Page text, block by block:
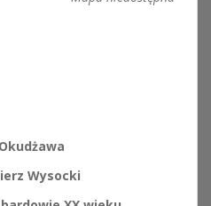
Wysocki